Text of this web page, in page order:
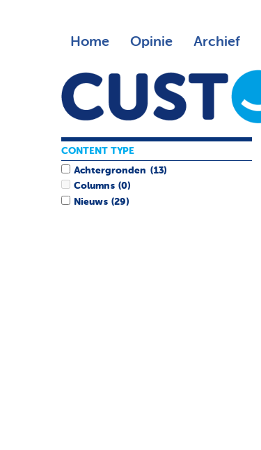
Home Opinie Archief
CONTENT TYPE
Achtergronden (13)
Columns (0)
Nieuws (29)